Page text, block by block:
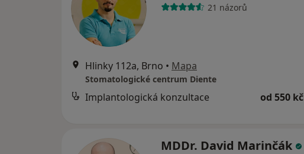
21 názorů
Hlinky 112a, Brno • Mapa
Stomatologické centrum Diente
Implantologická konzultace od 550 kč
MDDr. David Marinčák